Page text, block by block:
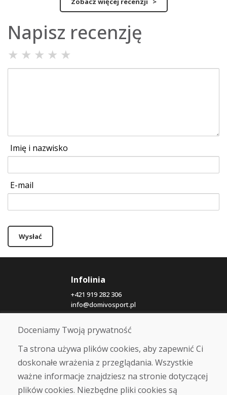
Napisz recenzję
★ ★ ★ ★ ★
Imię i nazwisko
E-mail
Wysłać
Infolinia
+421 919 282 306
info@domivosport.pl
O nas
Blog
O nas
Sklep
Kontakt
Doceniamy Twoją prywatność
Ta strona używa plików cookies, aby zapewnić Ci
doskonałe wrażenia z przeglądania. Wszystkie
ważne informacje znajdziesz na stronie dotyczącej
plików cookies. Niezbędne pliki cookies są